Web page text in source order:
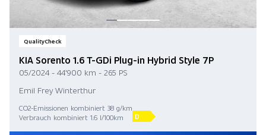
QualityCheck
KIA Sorento 1.6 T-GDi Plug-in Hybrid Style 7P
05/2024 - 44'900 km - 265 PS
Emil Frey Winterthur
CO2-Emissionen kombiniert 38 g/km
Verbrauch kombiniert 1.6 l/100km
D